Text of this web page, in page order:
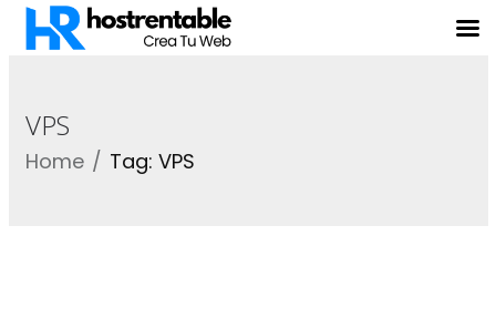
VPS
Home Tag: VPS